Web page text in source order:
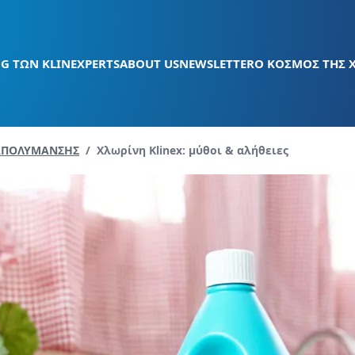
ΤΩΝ KLINEXPERTSABOUT USNEWSLETTERΟ ΚΟΣΜΟΣ ΤΗΣ
/ Current page:
Χλωρίνη Klinex: μύθοι & αλήθειες